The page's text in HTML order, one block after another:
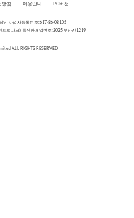
방침 이용안내 PC버전
진 사업자등록번호:617-86-08105
트럴파크) 통신판매업번호:2025 부산진1219
ALL RIGHTS RESERVED